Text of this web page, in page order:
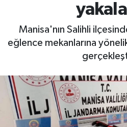
Manisa'nın Salihli
eğlence mekanlarına
BİLİM VE TEKNOLOJİ
Yaşam
Çevre
Dünya